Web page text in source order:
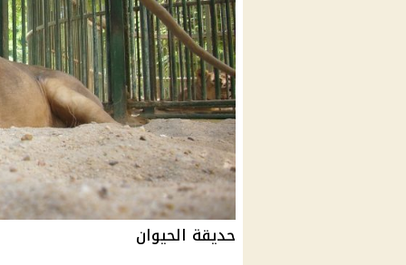
حديقة الحيوان